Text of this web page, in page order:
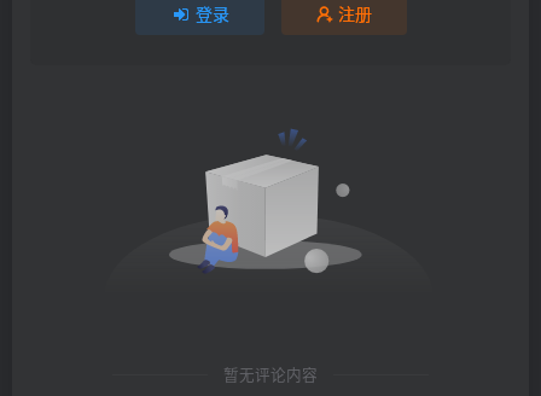
登录 注册
暂无评论内容